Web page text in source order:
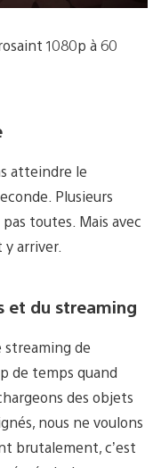
1080p à 60
atteindre le
Plusieurs
toutes. Mais avec
arriver.
et du streaming
streaming de
de temps quand
des objets
nous ne voulons
brutalement, c’est